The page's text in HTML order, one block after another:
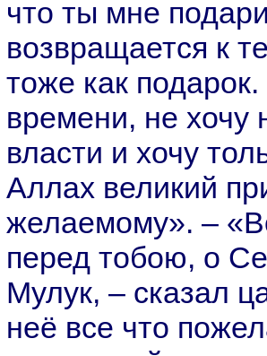
что ты мне
возвpaщается к
тоже как
времени, не хочу
власти и хочу
Аллах великий
желаемому». –
перед тобою, о
Мулук, – сказал
неё все что